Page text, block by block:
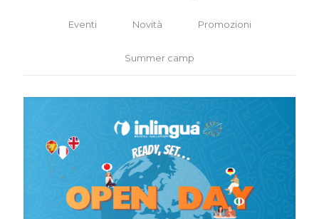
Eventi Novità Promozioni
Summer camp